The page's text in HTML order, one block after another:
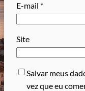
E-mail *
Site
Salvar meus
vez que eu